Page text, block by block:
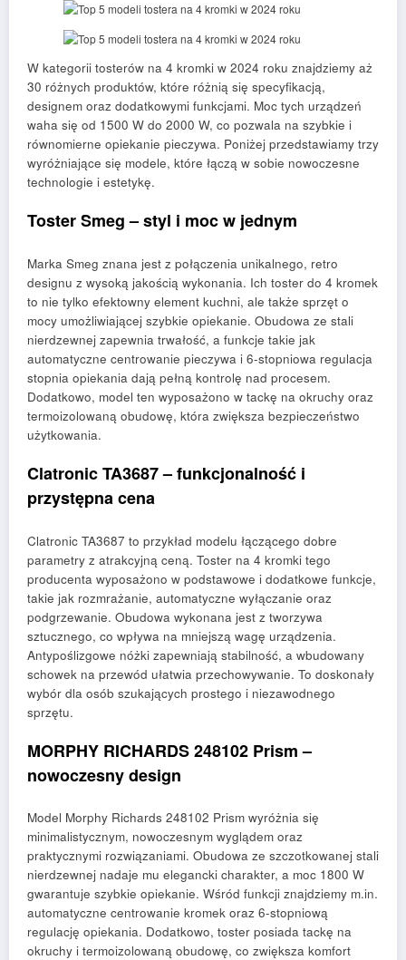
W kategorii tosterów na 4 kromki w 2024 roku znajdziemy aż
30 różnych produktów, które różnią się specyfikacją,
designem oraz dodatkowymi funkcjami. Moc tych urządzeń
waha się od 1500 W do 2000 W, co pozwala na szybkie i
równomierne opiekanie pieczywa. Poniżej przedstawiamy trzy
wyróżniające się modele, które łączą w sobie nowoczesne
technologie i estetykę.
Toster Smeg – styl i moc w jednym
Marka Smeg znana jest z połączenia unikalnego, retro
designu z wysoką jakością wykonania. Ich toster do 4 kromek
to nie tylko efektowny element kuchni, ale także sprzęt o
mocy umożliwiającej szybkie opiekanie. Obudowa ze stali
nierdzewnej zapewnia trwałość, a funkcje takie jak
automatyczne centrowanie pieczywa i 6-stopniowa regulacja
stopnia opiekania dają pełną kontrolę nad procesem.
Dodatkowo, model ten wyposażono w tackę na okruchy oraz
termoizolowaną obudowę, która zwiększa bezpieczeństwo
użytkowania.
Clatronic TA3687 – funkcjonalność i
przystępna cena
Clatronic TA3687 to przykład modelu łączącego dobre
parametry z atrakcyjną ceną. Toster na 4 kromki tego
producenta wyposażono w podstawowe i dodatkowe funkcje,
takie jak rozmrażanie, automatyczne wyłączanie oraz
podgrzewanie. Obudowa wykonana jest z tworzywa
sztucznego, co wpływa na mniejszą wagę urządzenia.
Antypoślizgowe nóżki zapewniają stabilność, a wbudowany
schowek na przewód ułatwia przechowywanie. To doskonały
wybór dla osób szukających prostego i niezawodnego
sprzętu.
MORPHY RICHARDS 248102 Prism –
nowoczesny design
Model Morphy Richards 248102 Prism wyróżnia się
minimalistycznym, nowoczesnym wyglądem oraz
praktycznymi rozwiązaniami. Obudowa ze szczotkowanej stali
nierdzewnej nadaje mu elegancki charakter, a moc 1800 W
gwarantuje szybkie opiekanie. Wśród funkcji znajdziemy m.in.
automatyczne centrowanie kromek oraz 6-stopniową
regulację opiekania. Dodatkowo, toster posiada tackę na
okruchy i termoizolowaną obudowę, co zwiększa komfort